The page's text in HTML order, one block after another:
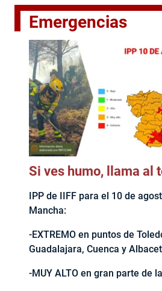
Emergencias
Si ves humo, llama al
IPP de IIFF para el 10 de
Mancha:
-EXTREMO en puntos de
Guadalajara, Cuenca y
-MUY ALTO en gran parte de